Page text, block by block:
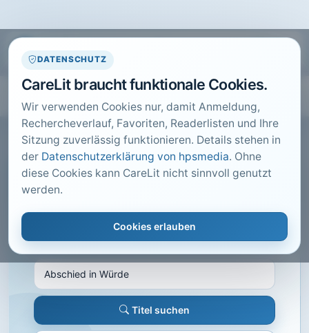
DATENSCHUTZ
CareLit braucht funktionale Cookies.
Wir verwenden Cookies nur, damit Anmeldung,
Rechercheverlauf, Favoriten, Readerlisten und Ihre
Sitzung zuverlässig funktionieren. Details stehen in
der Datenschutzerklärung von hpsmedia. Ohne
diese Cookies kann CareLit nicht sinnvoll genutzt
werden.
Cookies erlauben
CARELIT FACHARTIKEL
Abschied in Würde
GP Gesundheitspolitische Informationen, Berlin ·
2014 · Heft 2 · S. 7
Titel suchen